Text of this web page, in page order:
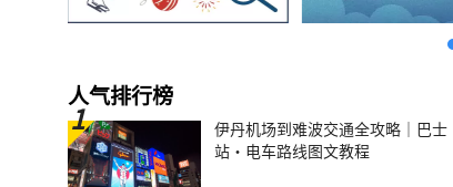
人气排行榜
伊丹机场到难波交通全攻略｜巴士
站・电车路线图文教程